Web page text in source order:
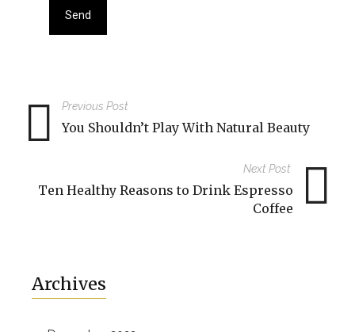
Previous Post
You Shouldn’t Play With Natural Beauty
Next Post
Ten Healthy Reasons to Drink Espresso
Coffee
Archives